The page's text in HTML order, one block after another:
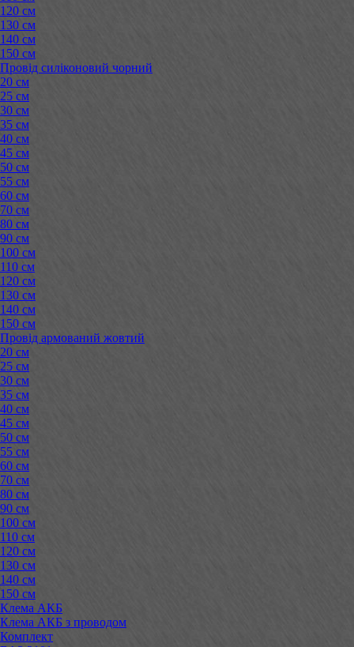
120 см
130 см
140 см
150 см
Провід силіконовий чорний
20 см
25 см
30 см
35 см
40 см
45 см
50 см
55 см
60 см
70 см
80 см
90 см
100 см
110 см
120 см
130 см
140 см
150 см
Провід армований жовтий
20 см
25 см
30 см
35 см
40 см
45 см
50 см
55 см
60 см
70 см
80 см
90 см
100 см
110 см
120 см
130 см
140 см
150 см
Клема АКБ
Клема АКБ з проводом
Комплект